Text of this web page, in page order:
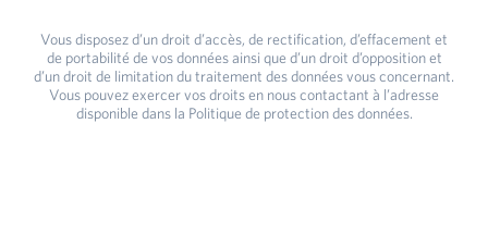
Vous disposez d’un droit d’accès, de rectification, d’effacement et
de portabilité de vos données ainsi que d’un droit d’opposition et
d’un droit de limitation du traitement des données vous concernant.
Vous pouvez exercer vos droits en nous contactant à l’adresse
disponible dans la Politique de protection des données.